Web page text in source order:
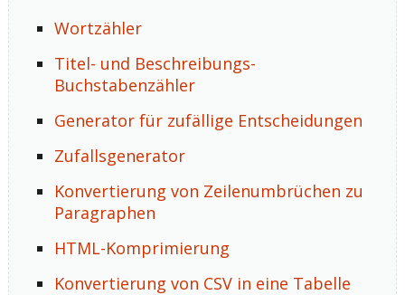
Wortzähler
Titel- und Beschreibungs-
Buchstabenzähler
Generator für zufällige Entscheidungen
Zufallsgenerator
Konvertierung von Zeilenumbrüchen zu
Paragraphen
HTML-Komprimierung
Konvertierung von CSV in eine Tabelle